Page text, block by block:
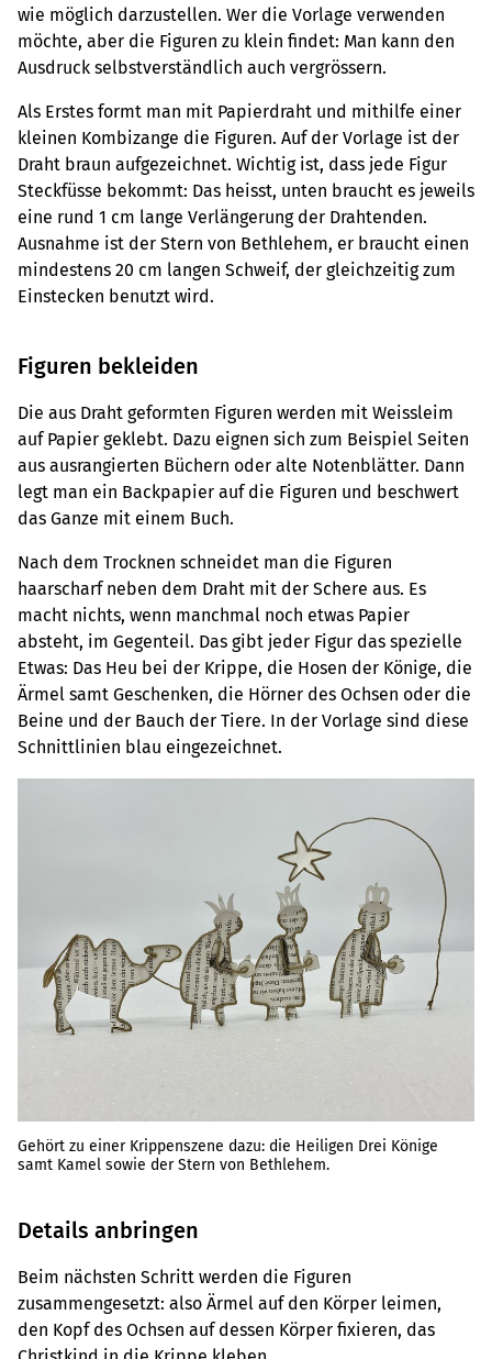
wie möglich darzustellen. Wer die Vorlage verwenden
möchte, aber die Figuren zu klein findet: Man kann den
Ausdruck selbstverständlich auch vergrössern.
Als Erstes formt man mit ­Papierdraht und mithilfe einer
kleinen Kombizange die Figuren. Auf der Vorlage ist der
Draht braun aufgezeichnet. Wichtig ist, dass jede Figur
Steckfüsse bekommt: Das heisst, unten braucht es jeweils
eine rund 1 cm lange Verlängerung der Draht­enden.
Ausnahme ist der Stern von Bethlehem, er braucht einen
mindestens 20 cm langen Schweif, der gleichzeitig zum
Einstecken benutzt wird.
Figuren bekleiden
Die aus Draht geformten Figuren werden mit Weissleim
auf Papier geklebt. Dazu eignen sich zum Beispiel Seiten
aus ausrangierten Büchern oder alte Notenblätter. Dann
legt man ein Backpapier auf die Figuren und beschwert
das Ganze mit einem Buch.
Nach dem Trocknen schneidet man die Figuren
haarscharf neben dem Draht mit der Schere aus. Es
macht nichts, wenn manchmal noch etwas Papier
absteht, im Gegenteil. Das gibt jeder Figur das spezielle
Etwas: Das Heu bei der Krippe, die Hosen der Könige, die
Ärmel samt Geschenken, die Hörner des Ochsen oder die
Beine und der Bauch der Tiere. In der Vorlage sind diese
Schnittlinien blau ­eingezeichnet.
Gehört zu einer Krippenszene dazu: die Heiligen Drei Könige
samt Kamel sowie der Stern von Bethlehem.
Details anbringen
Beim nächsten Schritt werden die Figuren
zusammengesetzt: also Ärmel auf den Körper leimen,
den Kopf des Ochsen auf dessen Körper fixieren, das